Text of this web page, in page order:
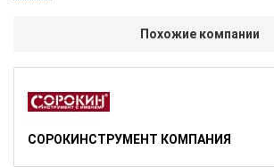
Похожие компании
СОРОКИНСТРУМЕНТ КОМПАНИЯ